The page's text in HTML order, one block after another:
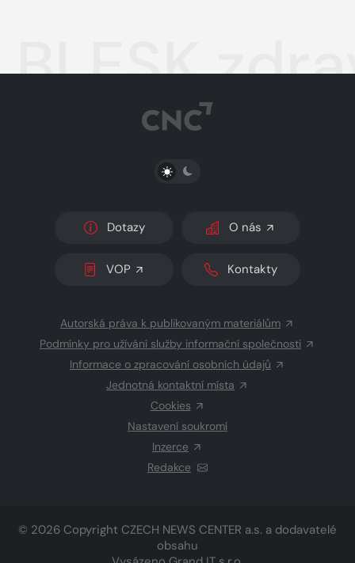
BLESK
PŘEPNOUT SVĚTLÝ/TMAVÝ REŽIM
Dotazy O nás
VOP Kontakty
Autorská práva k publikovaným materiálům
Podmínky pro užívání služby informační společnosti
Informace o zpracování osobních údajů
Jednotná kontaktní místa
Cookies
Nastavení soukromí
Inzerce
Redakce
© 2026 Copyright CZECH NEWS CENTER a.s. a dodavatelé
obsahu